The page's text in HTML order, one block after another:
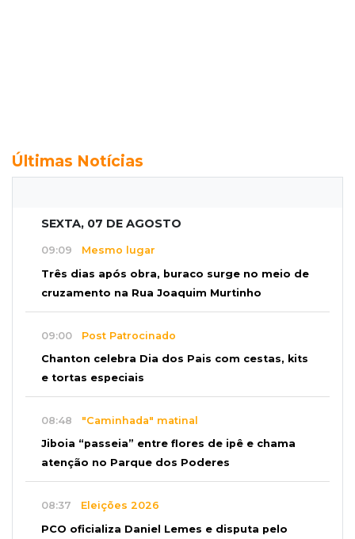
Últimas Notícias
SEXTA, 07 DE AGOSTO
09:09 Mesmo lugar
Três dias após obra, buraco surge no meio de
cruzamento na Rua Joaquim Murtinho
09:00 Post Patrocinado
Chanton celebra Dia dos Pais com cestas, kits
e tortas especiais
08:48 "Caminhada" matinal
Jiboia “passeia” entre flores de ipê e chama
atenção no Parque dos Poderes
08:37 Eleições 2026
PCO oficializa Daniel Lemes e disputa pelo